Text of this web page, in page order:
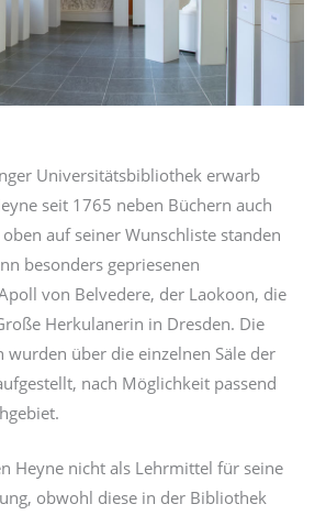
Universitätsbibliothek erwarb
seit 1765 neben Büchern auch
oben auf seiner Wunschliste standen
besonders gepriesenen
von Belvedere, der Laokoon, die
Herkulanerin in Dresden. Die
wurden über die einzelnen Säle der
nach Möglichkeit passend
Heyne nicht als Lehrmittel für seine
obwohl diese in der Bibliothek